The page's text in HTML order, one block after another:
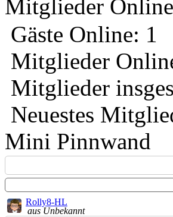
Mitglieder Online
Gäste Online: 1
Mitglieder
Mitglieder
Neuestes
Mini Pinnwand
Rolly8-HL
aus Unbekannt